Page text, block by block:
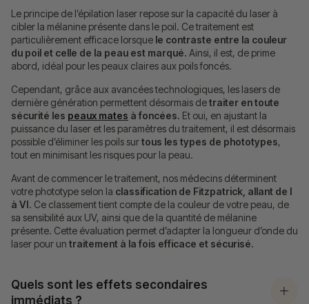
Le principe de l’épilation laser repose sur la capacité du laser à
cibler la mélanine présente dans le poil. Ce traitement est
particulièrement efficace lorsque le contraste entre la couleur
du poil et celle de la peau est marqué. Ainsi, il est, de prime
abord, idéal pour les peaux claires aux poils foncés.
Cependant, grâce aux avancées technologiques, les lasers de
dernière génération permettent désormais detraiter en toute
sécurité les peaux mates à foncées. Et oui, en ajustant la
puissance du laser et les paramètres du traitement, il est désormais
possible d’éliminer les poils surtous les types de phototypes,
tout en minimisant les risques pour la peau.
Avant de commencer le traitement, nos médecins déterminent
votre phototype selon la classification de Fitzpatrick, allant de I
à VI. Ce classement tient compte de la couleur de votre peau, de
sa sensibilité aux UV, ainsi que de la quantité de mélanine
présente. Cette évaluation permet d’adapter la longueur d’onde du
laser pour un traitement à la fois efficace et sécurisé.
Quels sont les effets secondaires
immédiats ?